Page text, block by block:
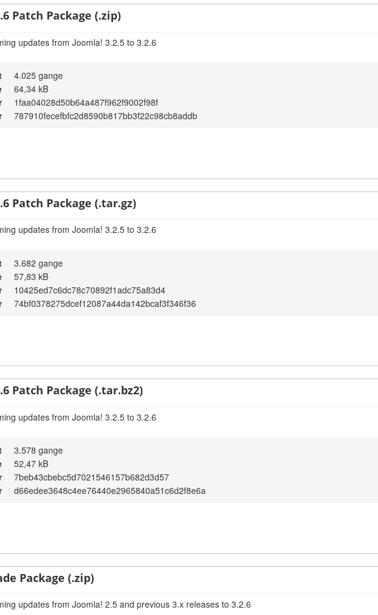
Patch Package (.zip)
updates from Joomla! 3.2.5 to 3.2.6
4.025 gange
64,34 kB
1faa04028d50b64a487f962f9002f98f
787910fecefbfc2d8590b817bb3f22c98cb8addb
Patch Package (.tar.gz)
updates from Joomla! 3.2.5 to 3.2.6
3.682 gange
57,83 kB
10425ed7c6dc78c70892f1adc75a83d4
74bf0378275dcef12087a44da142bcaf3f346f36
Patch Package (.tar.bz2)
updates from Joomla! 3.2.5 to 3.2.6
3.578 gange
52,47 kB
7beb43cbebc5d7021546157b682d3d57
d66edee3648c4ee76440e2965840a51c6d2f8e6a
Package (.zip)
updates from Joomla! 2.5 and previous 3.x releases to 3.2.6